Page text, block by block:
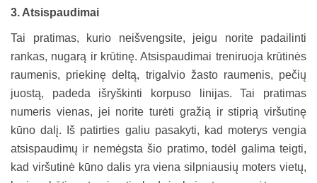
3. Atsispaudimai
Tai pratimas, kurio neišvengsite, jeigu norite padailinti
rankas, nugarą ir krūtinę. Atsispaudimai treniruoja krūtinės
raumenis, priekinę deltą, trigalvio žasto raumenis, pečių
juostą, padeda išryškinti korpuso linijas. Tai pratimas
numeris vienas, jei norite turėti gražią ir stiprią viršutinę
kūno dalį. Iš patirties galiu pasakyti, kad moterys vengia
atsispaudimų ir nemėgsta šio pratimo, todėl galima teigti,
kad viršutinė kūno dalis yra viena silpniausių moters vietų,